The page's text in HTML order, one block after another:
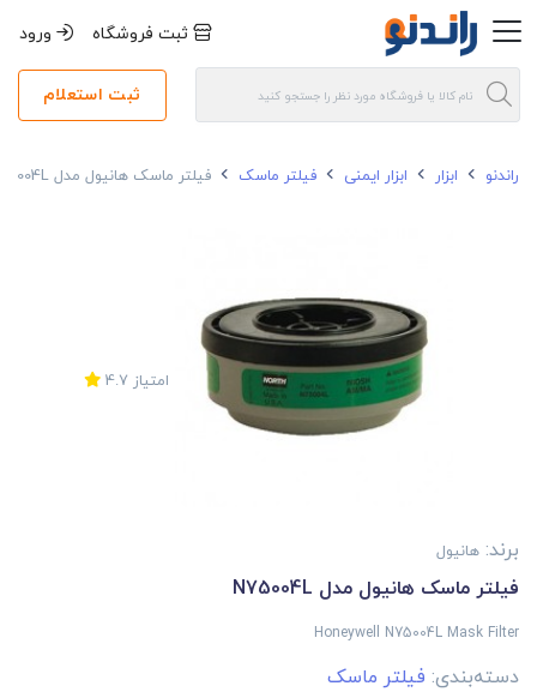
ثبت فروشگاه ورود
ثبت استعلام
راندنو ابزار ابزار ایمنی فیلتر ماسک فیلتر ماسک هانیول مدل N75004L
امتیاز 4.7
برند: هانیول
فیلتر ماسک هانیول مدل N75004L
Honeywell N75004L Mask Filter
دسته‌بندی: فیلتر ماسک